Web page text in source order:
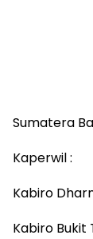
Sumatera
Kaperwil :
Kabiro
Kabiro Bukit